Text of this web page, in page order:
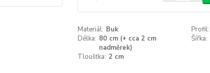
Materiál: Buk Profil:
Délka: 80 cm (+ cca 2 cm
nadměrek)
Šířka:
Tloušťka: 2 cm